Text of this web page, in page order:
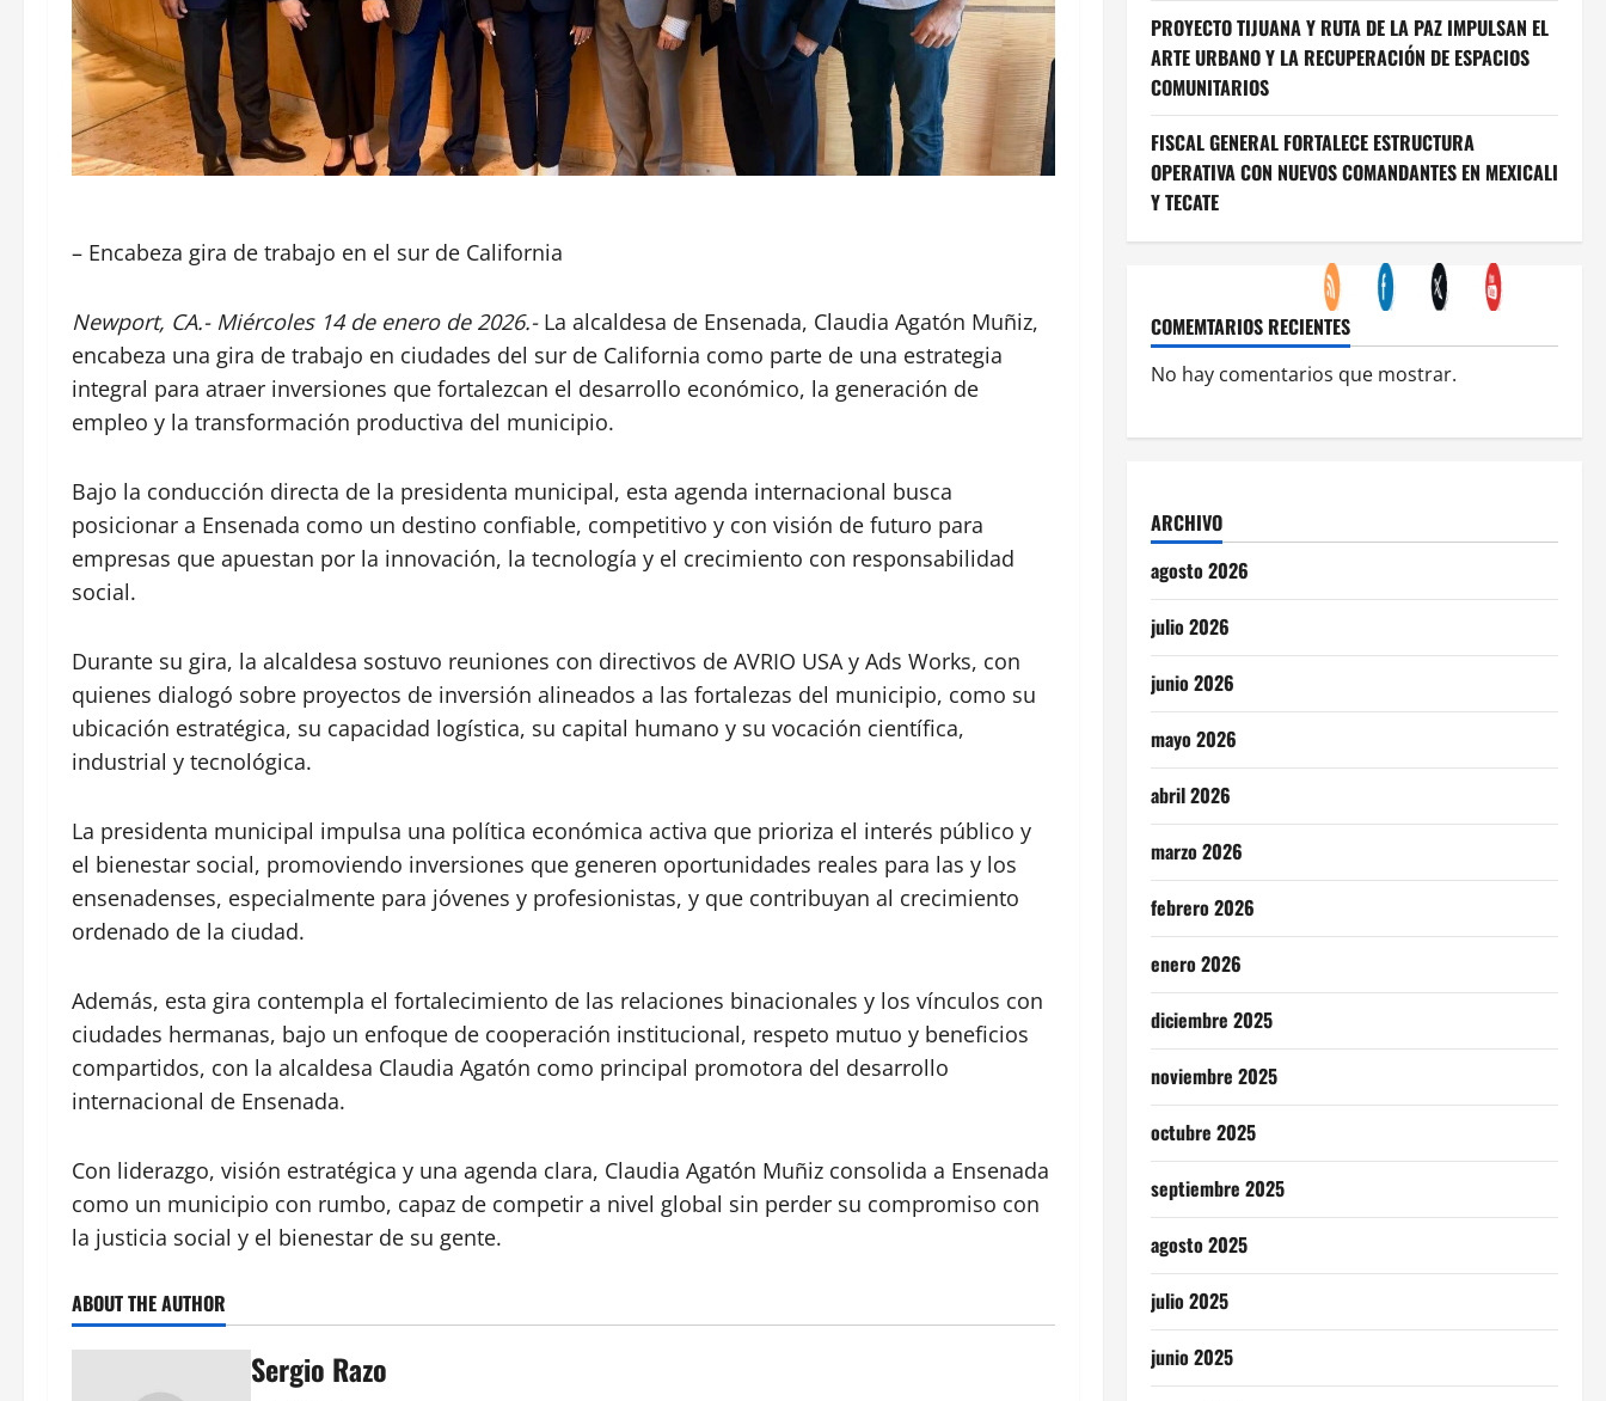
– Encabeza gira de trabajo en el sur de California
Newport, CA.- Miércoles 14 de enero de 2026.-La alcaldesa de Ensenada, Claudia Agatón Muñiz,
encabeza una gira de trabajo en ciudades del sur de California como parte de una estrategia
integral para atraer inversiones que fortalezcan el desarrollo económico, la generación de
empleo y la transformación productiva del municipio.
Bajo la conducción directa de la presidenta municipal, esta agenda internacional busca
posicionar a Ensenada como un destino confiable, competitivo y con visión de futuro para
empresas que apuestan por la innovación, la tecnología y el crecimiento con responsabilidad
social.
Durante su gira, la alcaldesa sostuvo reuniones con directivos de AVRIO USA y Ads Works, con
quienes dialogó sobre proyectos de inversión alineados a las fortalezas del municipio, como su
ubicación estratégica, su capacidad logística, su capital humano y su vocación científica,
industrial y tecnológica.
La presidenta municipal impulsa una política económica activa que prioriza el interés público y
el bienestar social, promoviendo inversiones que generen oportunidades reales para las y los
ensenadenses, especialmente para jóvenes y profesionistas, y que contribuyan al crecimiento
ordenado de la ciudad.
Además, esta gira contempla el fortalecimiento de las relaciones binacionales y los vínculos con
ciudades hermanas, bajo un enfoque de cooperación institucional, respeto mutuo y beneficios
compartidos, con la alcaldesa Claudia Agatón como principal promotora del desarrollo
internacional de Ensenada.
Con liderazgo, visión estratégica y una agenda clara, Claudia Agatón Muñiz consolida a Ensenada
como un municipio con rumbo, capaz de competir a nivel global sin perder su compromiso con
la justicia social y el bienestar de su gente.
ABOUT THE AUTHOR
Sergio Razo
PROYECTO TIJUANA Y RUTA DE LA PAZ IMPULSAN EL
ARTE URBANO Y LA RECUPERACIÓN DE ESPACIOS
COMUNITARIOS
FISCAL GENERAL FORTALECE ESTRUCTURA
OPERATIVA CON NUEVOS COMANDANTES EN MEXICALI
Y TECATE
COMEMTARIOS RECIENTES
No hay comentarios que mostrar.
ARCHIVO
agosto 2026
julio 2026
junio 2026
mayo 2026
abril 2026
marzo 2026
febrero 2026
enero 2026
diciembre 2025
noviembre 2025
octubre 2025
septiembre 2025
agosto 2025
julio 2025
junio 2025